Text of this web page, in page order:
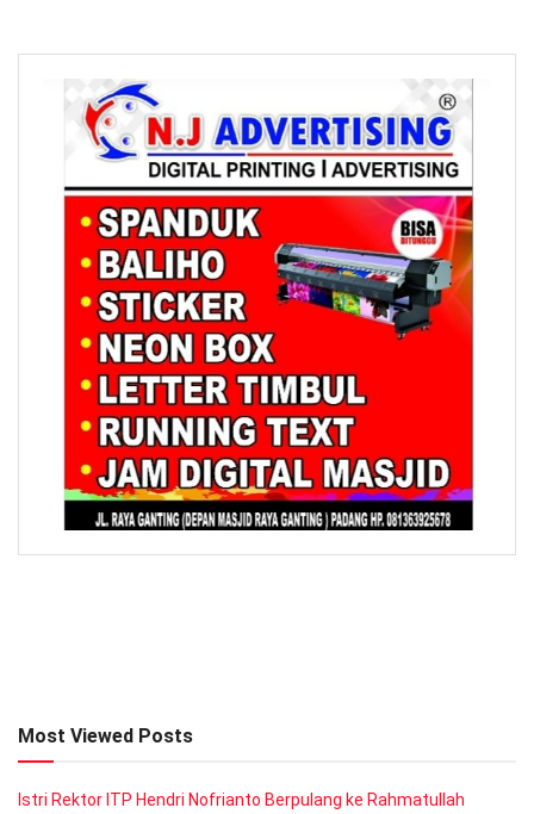
Most Viewed Posts
Istri Rektor ITP Hendri Nofrianto Berpulang ke Rahmatullah